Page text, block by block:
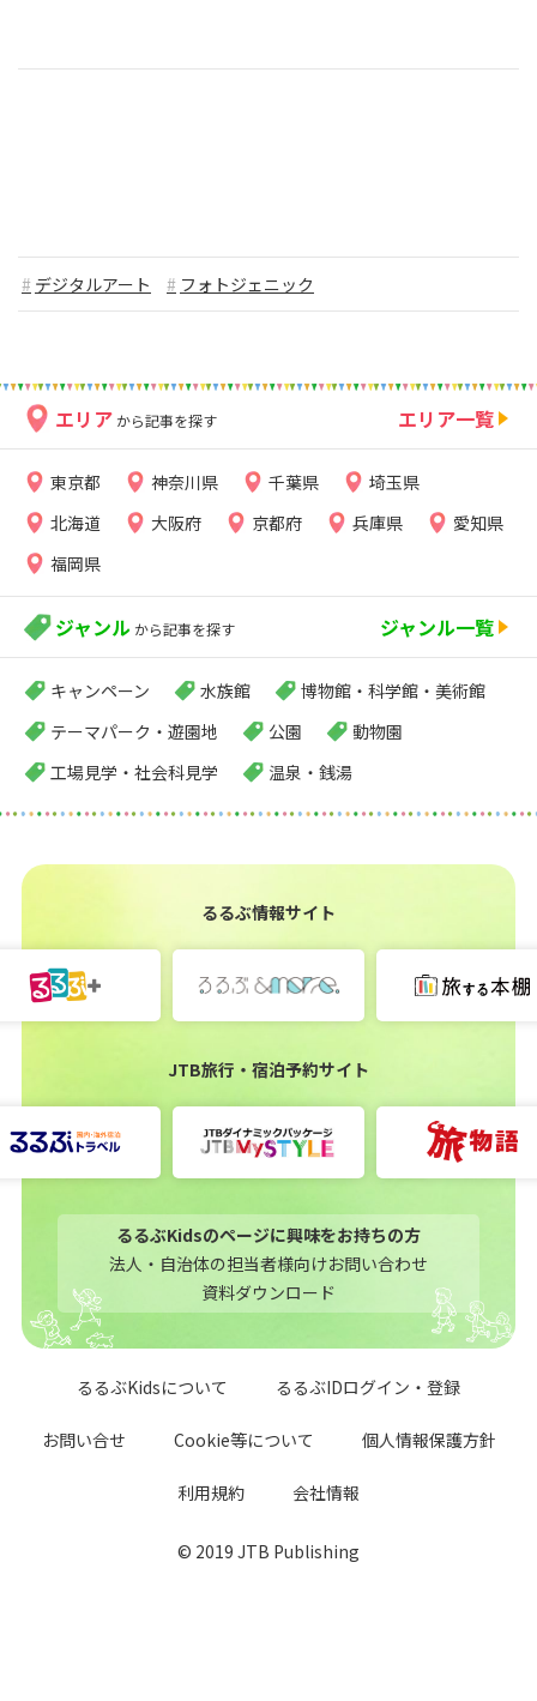
デジタルアート フォトジェニック
エリア から記事を探す エリア一覧
東京都 神奈川県 千葉県
埼玉県
北海道
大阪府 京都府 兵庫県
愛知県
福岡県
ジャンル から記事を探す ジャンル一覧
キャンペーン 水族館
博物館・科学館・美術館
テーマパーク・遊園地
公園
動物園
工場見学・社会科見学
温泉・銭湯
るるぶ情報サイト
JTB旅行・宿泊予約サイト
るるぶKidsのページに興味をお持ちの方
法人・自治体の担当者様向けお問い合わせ
資料ダウンロード
るるぶKidsについて るるぶIDログイン・登録
お問い合せ Cookie等について 個人情報保護方針
利用規約 会社情報
© 2019 JTB Publishing